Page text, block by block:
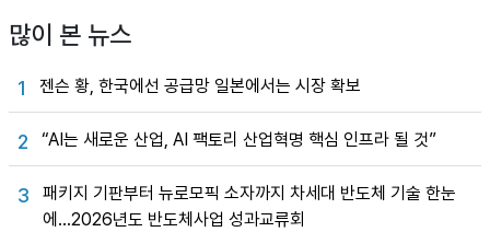
많이 본 뉴스
1 젠슨 황, 한국에선 공급망 일본에서는 시장 확보
2 “AI는 새로운 산업, AI 팩토리 산업혁명 핵심 인프라 될 것”
3
패키지 기판부터 뉴로모픽 소자까지 차세대 반도체 기술 한눈
에…2026년도 반도체사업 성과교류회